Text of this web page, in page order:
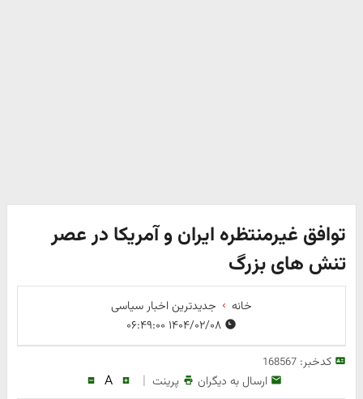
توافق غیرمنتظره ایران و آمریکا در عصر
تنش های بزرگ
خانه
جدیدترین اخبار سیاسی
کدخبر:168567
ارسال به دیگران پرینت |
A